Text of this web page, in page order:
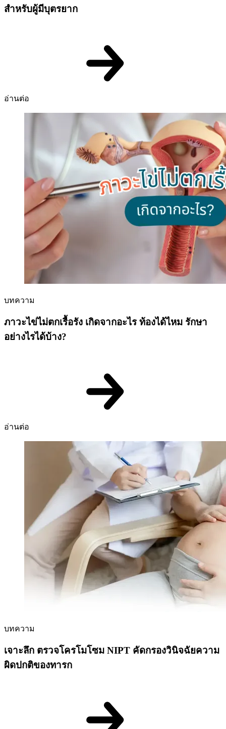
สำหรับผู้มีบุตรยาก
อ่านต่อ
บทความ
ภาวะไข่ไม่ตกเรื้อรัง เกิดจากอะไร ท้องได้ไหม รักษา
อย่างไรได้บ้าง?
อ่านต่อ
บทความ
เจาะลึก ตรวจโครโมโซม NIPT คัดกรองวินิจฉัยความ
ผิดปกติของทารก